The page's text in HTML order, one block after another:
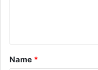
Name *